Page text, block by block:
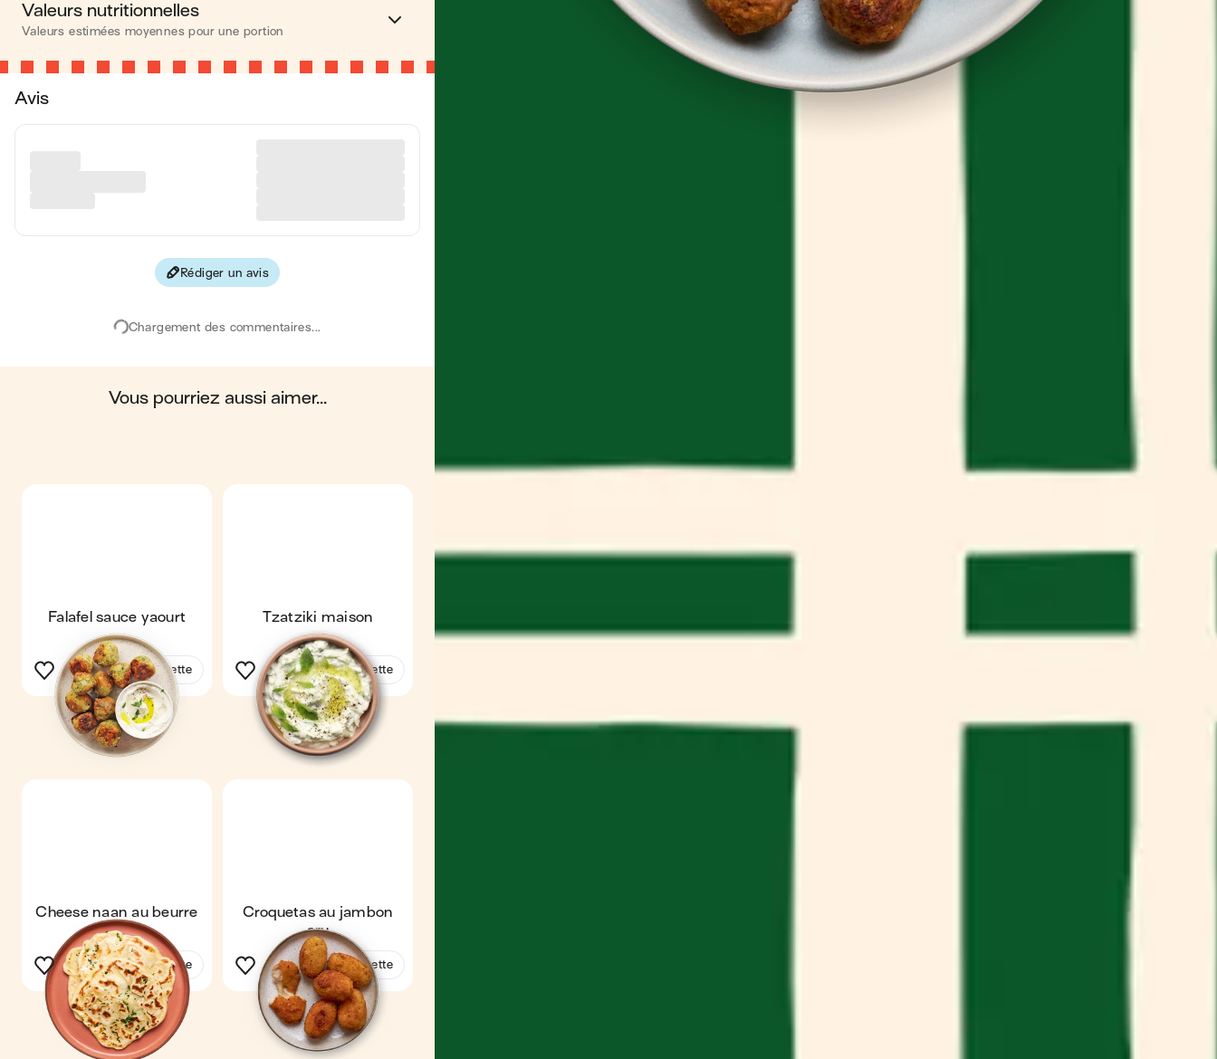
Valeurs nutritionnelles
Valeurs estimées moyennes pour une portion
Calories 393 kcal
Les valeurs sont basées sur une estimation moyenne pour une
ou des questions concernant votre santé, veuillez consulter un
en moyenne, une portion de la recette "Falafels express & sauce
de glucides ; 9 g de protéines ; 8 g de fibres.
Avis
Rédiger un avis
Chargement des commentaires...
vous pourriez aussi aimer...
Falafel sauce yaourt
Voir la recette
Tzatziki maison
Voir la recette
Cheese naan au beurre
persillé
Voir la recette
Croquetas au jambon
cru
Voir la recette